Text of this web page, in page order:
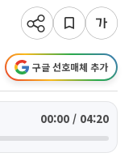
구글 선호매체 추가
00:00 / 04:20